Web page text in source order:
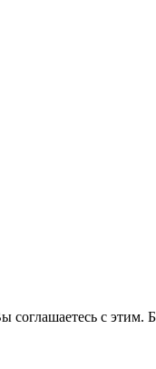
с этим.